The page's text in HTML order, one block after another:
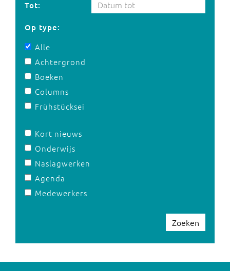
Tot:
Op type:
Alle
Achtergrond
Boeken
Columns
Frühstücksei
Kort nieuws
Onderwijs
Naslagwerken
Agenda
Medewerkers
Zoeken